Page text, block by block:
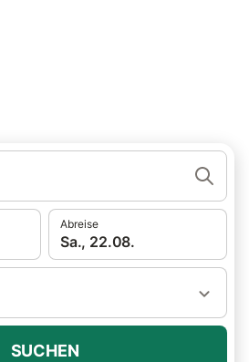
Abreise
Sa., 22.08.
SUCHEN